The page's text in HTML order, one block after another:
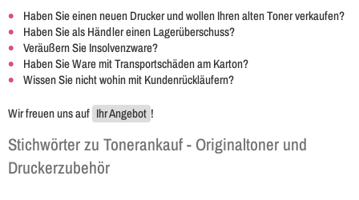
Haben Sie einen neuen Drucker und wollen Ihren alten Toner verkaufen?
Haben Sie als Händler einen Lagerüberschuss?
Veräußern Sie Insolvenzware?
Haben Sie Ware mit Transportschäden am Karton?
Wissen Sie nicht wohin mit Kundenrückläufern?
Wir freuen uns auf Ihr Angebot !
Stichwörter zu Tonerankauf - Originaltoner und
Druckerzubehör